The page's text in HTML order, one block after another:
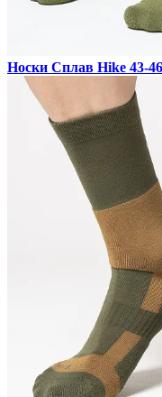
Носки Сплав Hike 43-46